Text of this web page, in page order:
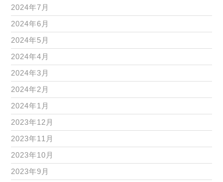
2024年7月
2024年6月
2024年5月
2024年4月
2024年3月
2024年2月
2024年1月
2023年12月
2023年11月
2023年10月
2023年9月